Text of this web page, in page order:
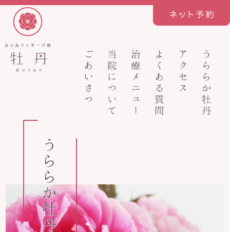
ごあいさつ 当院について 治療メニュー よくある質問 アクセス うららか牡丹
うららか牡丹